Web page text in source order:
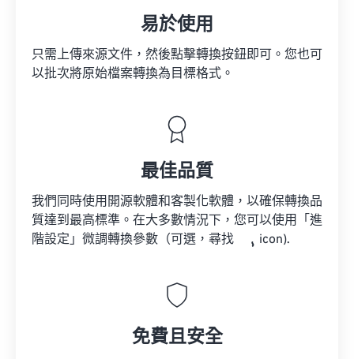
易於使用
只需上傳來源文件，然後點擊轉換按鈕即可。您也可
以批次將原始檔案轉換為目標格式。
最佳品質
我們同時使用開源軟體和客製化軟體，以確保轉換品
質達到最高標準。在大多數情況下，您可以使用「進
階設定」微調轉換參數（可選，尋找
icon).
免費且安全